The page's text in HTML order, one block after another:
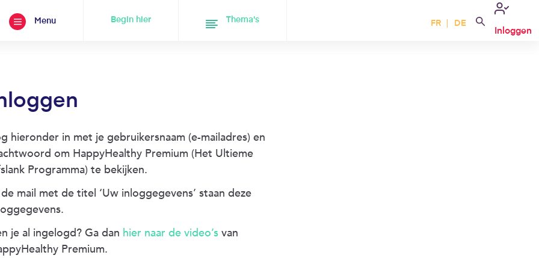
Menu Begin hier Thema's FR DE
Inloggen
hieronder in met je gebruikersnaam (e-mailadres) en
om HappyHealthy Premium (Het Ultieme
Programma) te bekijken.
mail met de titel ‘Uw inloggegevens’ staan deze
je al ingelogd? Ga dan hier naar de video’svan
Premium.